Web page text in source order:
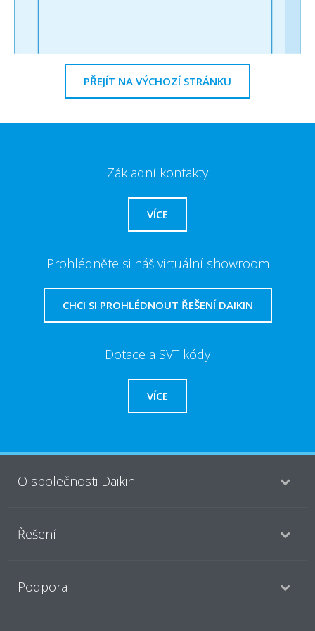
PŘEJÍT NA VÝCHOZÍ STRÁNKU
Základní kontakty
VÍCE
Prohlédněte si náš virtuální showroom
CHCI SI PROHLÉDNOUT ŘEŠENÍ DAIKIN
Dotace a SVT kódy
VÍCE
O společnosti Daikin
Řešení
Podpora